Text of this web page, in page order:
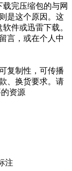
完压缩包的与网
是这个原因。这
件或迅雷下载。
言，或在个人中
复制性，可传播
、换货要求。请
资源
注